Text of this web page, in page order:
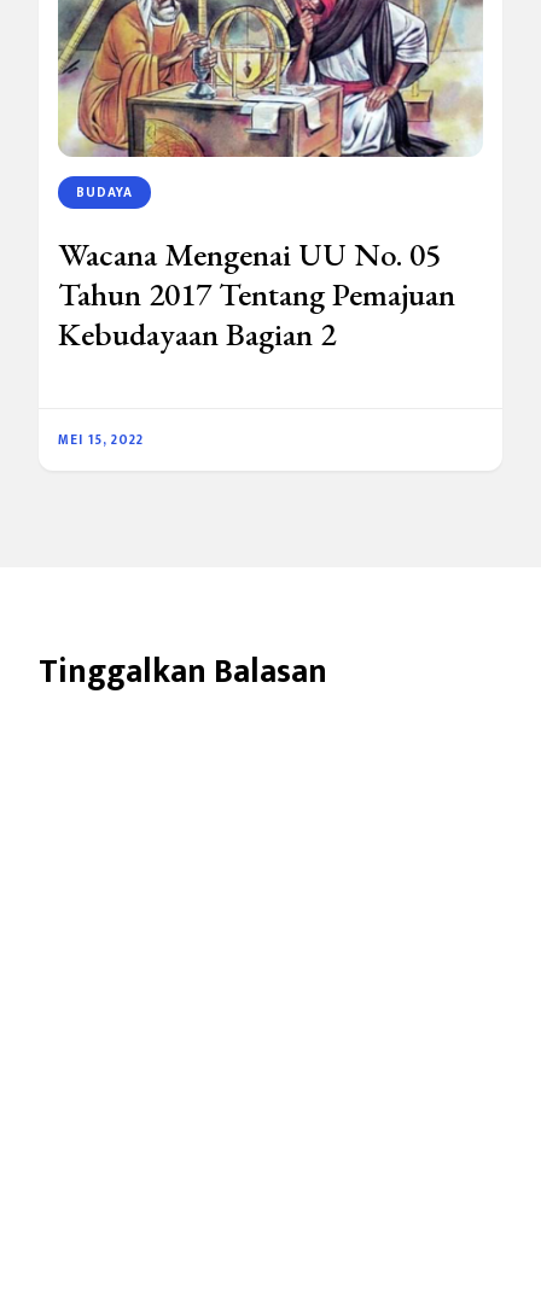
BUDAYA
Wacana Mengenai UU No. 05
Tahun 2017 Tentang Pemajuan
Kebudayaan Bagian 2
MEI 15, 2022
Tinggalkan Balasan